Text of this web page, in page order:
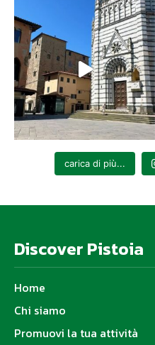
carica di più...
Discover Pistoia
Home
Chi siamo
Promuovi la tua attività